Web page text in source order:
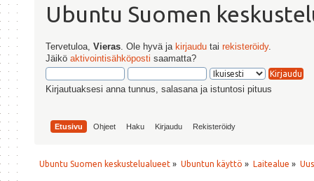
Ubuntu Suomen
Tervetuloa,Vieras . Ole hyvä ja kirjaudu tairekisteröidy.
Jäiköaktivointisähköposti saamatta?
Kirjautuaksesi anna tunnus, salasana ja istuntosi pituus
Etusivu Ohjeet Haku Kirjaudu Rekisteröidy
Ubuntu Suomen keskustelualueet » Ubuntun käyttö » Laitealue »